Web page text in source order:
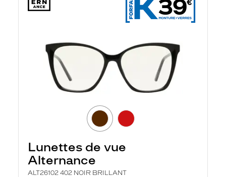
Lunettes de vue
Alternance
ALT26102 402 NOIR BRILLANT